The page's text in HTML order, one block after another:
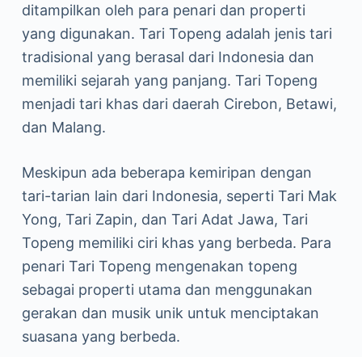
ditampilkan oleh para penari dan properti
yang digunakan. Tari Topeng adalah jenis tari
tradisional yang berasal dari Indonesia dan
memiliki sejarah yang panjang. Tari Topeng
menjadi tari khas dari daerah Cirebon, Betawi,
dan Malang.
Meskipun ada beberapa kemiripan dengan
tari-tarian lain dari Indonesia, seperti Tari Mak
Yong, Tari Zapin, dan Tari Adat Jawa, Tari
Topeng memiliki ciri khas yang berbeda. Para
penari Tari Topeng mengenakan topeng
sebagai properti utama dan menggunakan
gerakan dan musik unik untuk menciptakan
suasana yang berbeda.